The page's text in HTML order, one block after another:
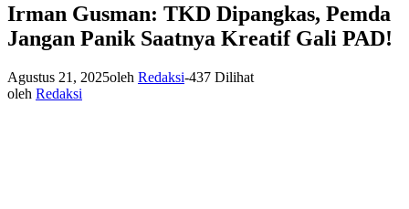
Irman Gusman: TKD Dipangkas, Pemda
Jangan Panik Saatnya Kreatif Gali PAD!
Agustus 21, 2025oleh Redaksi-437 Dilihat
oleh Redaksi